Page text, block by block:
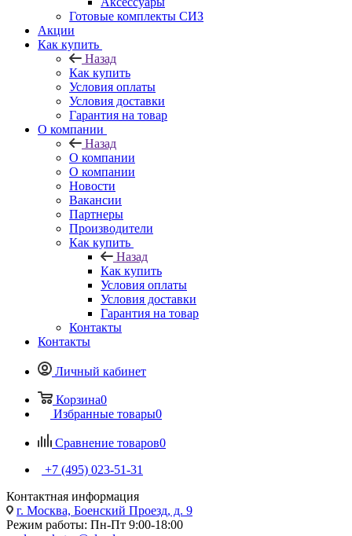
Готовые комплекты СИЗ
Акции
Как купить
Назад
Как купить
Условия оплаты
Условия доставки
Гарантия на товар
О компании
Назад
О компании
О компании
Новости
Вакансии
Партнеры
Производители
Как купить
Назад
Как купить
Условия оплаты
Условия доставки
Гарантия на товар
Контакты
Контакты
Личный кабинет
Корзина0
Избранные товары0
Сравнение товаров0
+7 (495) 023-51-31
Контактная информация
г. Москва, Боенский Проезд, д. 9
Режим работы: Пн-Пт 9:00-18:00